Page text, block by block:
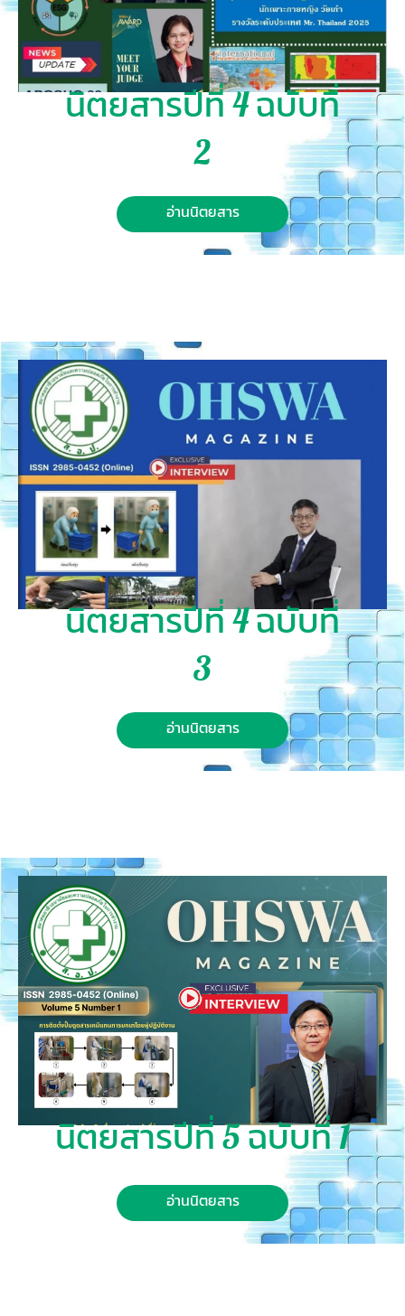
นิตยสารปีที่ 4 ฉบับที่
2
อ่านนิตยสาร
นิตยสารปีที่ 4 ฉบับที่
3
อ่านนิตยสาร
นิตยสารปีที่ 5 ฉบับที่ 1
อ่านนิตยสาร